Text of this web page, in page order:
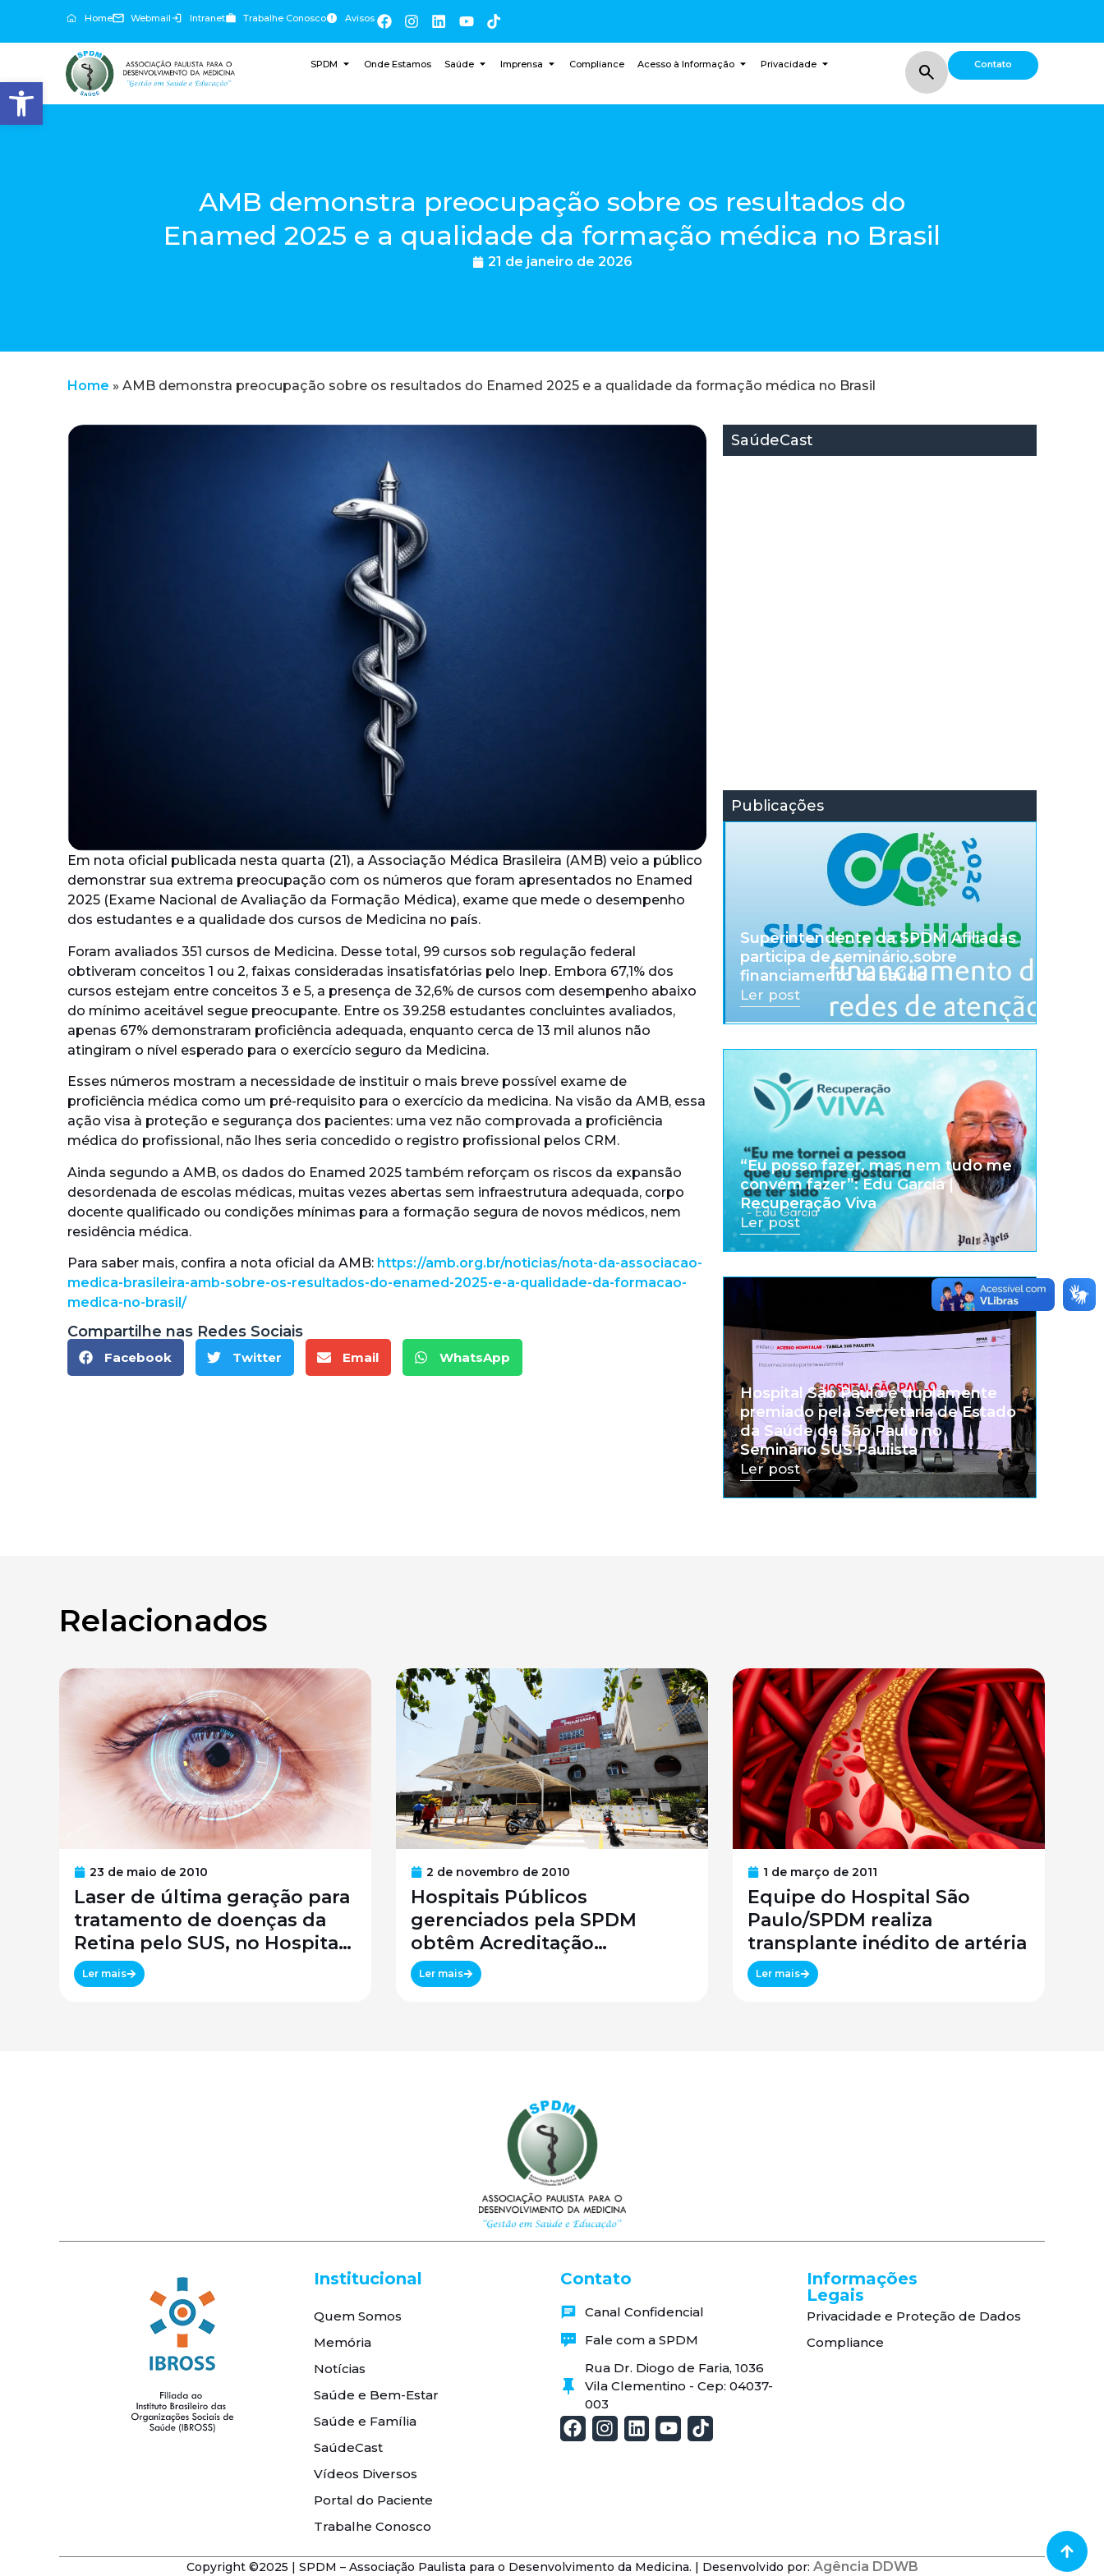
Abrir a barra de ferramentas
Home Webmail Intranet Trabalhe Conosco Avisos
SPDM Onde Estamos Saúde Imprensa Compliance Acesso à Informação Privacidade Contato
AMB demonstra preocupação sobre os resultados do
Enamed 2025 e a qualidade da formação médica no Brasil
21 de janeiro de 2026
Home » AMB demonstra preocupação sobre os resultados do Enamed 2025 e a qualidade da formação médica no Brasil
Em nota oficial publicada nesta quarta (21), a Associação Médica Brasileira (AMB) veio a público
demonstrar sua extrema preocupação com os números que foram apresentados no Enamed
2025 (Exame Nacional de Avaliação da Formação Médica), exame que mede o desempenho
dos estudantes e a qualidade dos cursos de Medicina no país.
Foram avaliados 351 cursos de Medicina. Desse total, 99 cursos sob regulação federal
obtiveram conceitos 1 ou 2, faixas consideradas insatisfatórias pelo Inep. Embora 67,1% dos
cursos estejam entre conceitos 3 e 5, a presença de 32,6% de cursos com desempenho abaixo
do mínimo aceitável segue preocupante. Entre os 39.258 estudantes concluintes avaliados,
apenas 67% demonstraram proficiência adequada, enquanto cerca de 13 mil alunos não
atingiram o nível esperado para o exercício seguro da Medicina.
Esses números mostram a necessidade de instituir o mais breve possível exame de
proficiência médica como um pré-requisito para o exercício da medicina. Na visão da AMB, essa
ação visa à proteção e segurança dos pacientes: uma vez não comprovada a proficiência
médica do profissional, não lhes seria concedido o registro profissional pelos CRM.
Ainda segundo a AMB, os dados do Enamed 2025 também reforçam os riscos da expansão
desordenada de escolas médicas, muitas vezes abertas sem infraestrutura adequada, corpo
docente qualificado ou condições mínimas para a formação segura de novos médicos, nem
residência médica.
Para saber mais, confira a nota oficial da AMB: https://amb.org.br/noticias/nota-da-associacao-
medica-brasileira-amb-sobre-os-resultados-do-enamed-2025-e-a-qualidade-da-formacao-
medica-no-brasil/
Compartilhe nas Redes Sociais
Facebook Twitter Email WhatsApp
SaúdeCast
Publicações
Superintendente da SPDM Afiliadas
participa de seminário sobre
financiamento da saúde
Ler post
“Eu posso fazer, mas nem tudo me
convém fazer”: Edu Garcia |
Recuperação Viva
Ler post
Hospital São Paulo é duplamente
premiado pela Secretaria de Estado
da Saúde de São Paulo no
Seminário SUS Paulista
Ler post
Relacionados
23 de maio de 2010
Laser de última geração para
tratamento de doenças da
Retina pelo SUS, no Hospital
São Paulo / SPDM / UNIFESP
Ler mais
2 de novembro de 2010
Hospitais Públicos
gerenciados pela SPDM
obtêm Acreditação
Canadense
Ler mais
1 de março de 2011
Equipe do Hospital São
Paulo/SPDM realiza
transplante inédito de artéria
Ler mais
Institucional
Quem Somos
Memória
Notícias
Saúde e Bem-Estar
Saúde e Família
SaúdeCast
Vídeos Diversos
Portal do Paciente
Trabalhe Conosco
Contato
Canal Confidencial
Fale com a SPDM
Rua Dr. Diogo de Faria, 1036
Vila Clementino - Cep: 04037-
003
Informações
Legais
Privacidade e Proteção de Dados
Compliance
Copyright ©2025 | SPDM – Associação Paulista para o Desenvolvimento da Medicina. | Desenvolvido por: Agência DDWB